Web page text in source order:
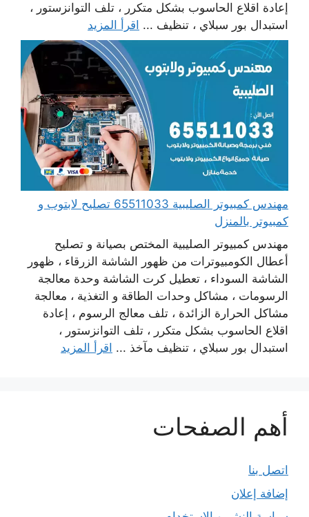
إعادة اقلاع الحاسوب بشكل متكرر ، تلف التوانزستور ،
استبدال بور سبلاي ، تنظيف ... اقرأ المزيد
مهندس كمبيوتر الصليبية 65511033 تصليح لابتوب و
كمبيوتر بالمنزل
مهندس كمبيوتر الصليبية المختص بصيانة و تصليح
أعطال الكومبيوترات من ظهور الشاشة الزرقاء ، ظهور
الشاشة السوداء ، تعطيل كرت الشاشة وحدة معالجة
الرسومات ، مشاكل وحدات الطاقة و التغذية ، معالجة
مشاكل الحرارة الزائدة ، تلف معالج الرسوم ، إعادة
اقلاع الحاسوب بشكل متكرر ، تلف التوانزستور ،
استبدال بور سبلاي ، تنظيف مآخذ ... اقرأ المزيد
أهم الصفحات
اتصل بنا
إضافة إعلان